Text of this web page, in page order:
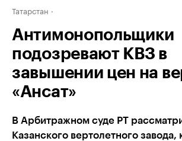
Татарстан
Антимонопольщики
подозревают КВЗ в
завышении цен на
«Ансат»
В Арбитражном суде РТ
Казанского вертолетного завода,